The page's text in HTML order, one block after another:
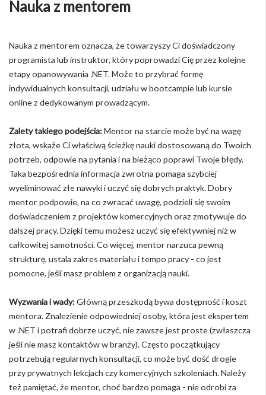
Nauka z mentorem
Nauka z mentorem oznacza, że towarzyszy Ci doświadczony
programista lub instruktor, który poprowadzi Cię przez kolejne
etapy opanowywania .NET. Może to przybrać formę
indywidualnych konsultacji, udziału w bootcampie lub kursie
online z dedykowanym prowadzącym.
Zalety takiego podejścia:Mentor na starcie może być na wagę
złota, wskaże Ci właściwą ścieżkę nauki dostosowaną do Twoich
potrzeb, odpowie na pytania i na bieżąco poprawi Twoje błędy.
Taka bezpośrednia informacja zwrotna pomaga szybciej
wyeliminować złe nawyki i uczyć się dobrych praktyk. Dobry
mentor podpowie, na co zwracać uwagę, podzieli się swoim
doświadczeniem z projektów komercyjnych oraz zmotywuje do
dalszej pracy. Dzięki temu możesz uczyć się efektywniej niż w
całkowitej samotności. Co więcej, mentor narzuca pewną
strukturę, ustala zakres materiału i tempo pracy - co jest
pomocne, jeśli masz problem z organizacją nauki.
Wyzwania i wady:Główną przeszkodą bywa dostępność i koszt
mentora. Znalezienie odpowiedniej osoby, która jest ekspertem
w .NET i potrafi dobrze uczyć, nie zawsze jest proste (zwłaszcza
jeśli nie masz kontaktów w branży). Często początkujący
potrzebują regularnych konsultacji, co może być dość drogie
przy prywatnych lekcjach czy komercyjnych szkoleniach. Należy
też pamiętać, że mentor, choć bardzo pomaga - nie odrobi za